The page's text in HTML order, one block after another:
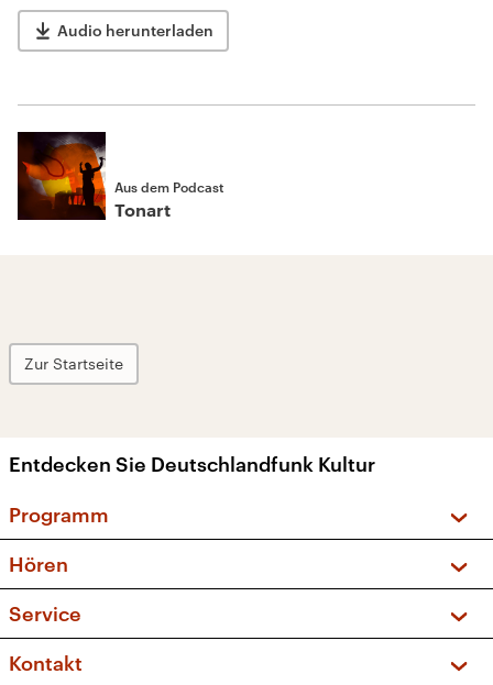
Audio herunterladen
Aus dem Podcast
Tonart
Zur Startseite
Entdecken Sie Deutschlandfunk Kultur
Programm
Sendungen und Podcasts
Musikliste
Kakadu – Das Kinderprogramm
Hören
Frequenzen (UKW + DAB+)
Service
FAQ
Kontakt